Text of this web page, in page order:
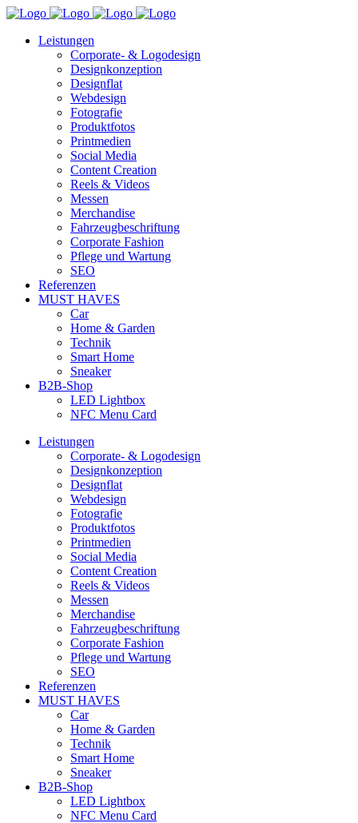
Leistungen
Corporate- & Logodesign
Designkonzeption
Designflat
Webdesign
Fotografie
Produktfotos
Printmedien
Social Media
Content Creation
Reels & Videos
Messen
Merchandise
Fahrzeugbeschriftung
Corporate Fashion
Pflege und Wartung
SEO
Referenzen
MUST HAVES
Car
Home & Garden
Technik
Smart Home
Sneaker
B2B-Shop
LED Lightbox
NFC Menu Card
Leistungen
Corporate- & Logodesign
Designkonzeption
Designflat
Webdesign
Fotografie
Produktfotos
Printmedien
Social Media
Content Creation
Reels & Videos
Messen
Merchandise
Fahrzeugbeschriftung
Corporate Fashion
Pflege und Wartung
SEO
Referenzen
MUST HAVES
Car
Home & Garden
Technik
Smart Home
Sneaker
B2B-Shop
LED Lightbox
NFC Menu Card